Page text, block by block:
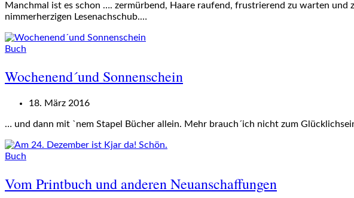
Manchmal ist es schon …. zermürbend, Haare raufend, frustrierend zu warten
nimmerherzigen Lesenachschub.…
Buch
Wochenend´und Sonnenschein
18. März 2016
… und dann mit `nem Stapel Bücher allein. Mehr brauch´ich nicht zum
Buch
Vom Printbuch und anderen Neuanschaffungen